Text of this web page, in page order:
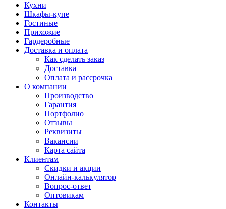
Кухни
Шкафы-купе
Гостиные
Прихожие
Гардеробные
Доставка и оплата
Как сделать заказ
Доставка
Оплата и рассрочка
О компании
Производство
Гарантия
Портфолио
Отзывы
Реквизиты
Вакансии
Карта сайта
Клиентам
Скидки и акции
Онлайн-калькулятор
Вопрос-ответ
Оптовикам
Контакты